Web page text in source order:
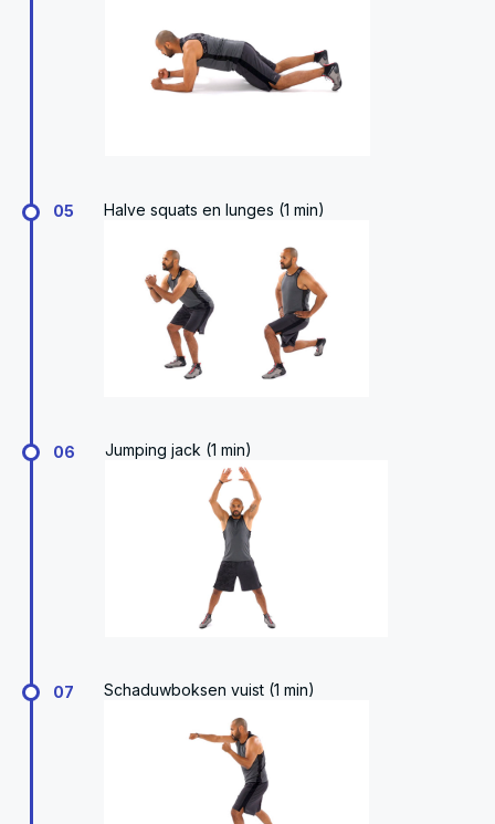
05 Halve squats en lunges (1 min)
06 Jumping jack (1 min)
07 Schaduwboksen vuist (1 min)